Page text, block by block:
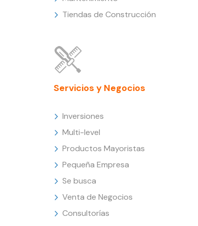
Tiendas de Construcción
Servicios y Negocios
Inversiones
Multi-level
Productos Mayoristas
Pequeña Empresa
Se busca
Venta de Negocios
Consultorías